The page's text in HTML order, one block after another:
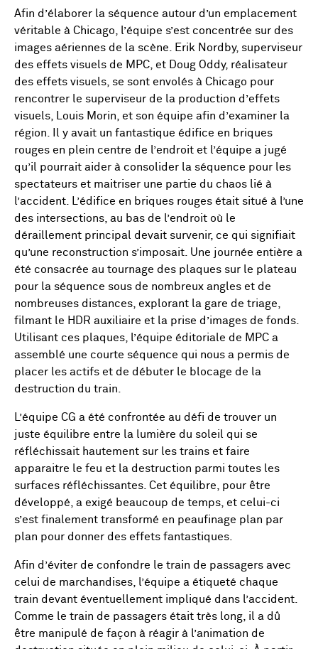
Afin d’élaborer la séquence autour d’un emplacement
véritable à Chicago, l’équipe s’est concentrée sur des
images aériennes de la scène. Erik Nordby, superviseur
des effets visuels de MPC, et Doug Oddy, réalisateur
des effets visuels, se sont envolés à Chicago pour
rencontrer le superviseur de la production d’effets
visuels, Louis Morin, et son équipe afin d’examiner la
région. Il y avait un fantastique édifice en briques
rouges en plein centre de l’endroit et l’équipe a jugé
qu’il pourrait aider à consolider la séquence pour les
spectateurs et maitriser une partie du chaos lié à
l’accident. L’édifice en briques rouges était situé à l’une
des intersections, au bas de l’endroit où le
déraillement principal devait survenir, ce qui signifiait
qu’une reconstruction s’imposait. Une journée entière a
été consacrée au tournage des plaques sur le plateau
pour la séquence sous de nombreux angles et de
nombreuses distances, explorant la gare de triage,
filmant le HDR auxiliaire et la prise d’images de fonds.
Utilisant ces plaques, l’équipe éditoriale de MPC a
assemblé une courte séquence qui nous a permis de
placer les actifs et de débuter le blocage de la
destruction du train.
L’équipe CG a été confrontée au défi de trouver un
juste équilibre entre la lumière du soleil qui se
réfléchissait hautement sur les trains et faire
apparaitre le feu et la destruction parmi toutes les
surfaces réfléchissantes. Cet équilibre, pour être
développé, a exigé beaucoup de temps, et celui-ci
s’est finalement transformé en peaufinage plan par
plan pour donner des effets fantastiques.
Afin d’éviter de confondre le train de passagers avec
celui de marchandises, l’équipe a étiqueté chaque
train devant éventuellement impliqué dans l’accident.
Comme le train de passagers était très long, il a dû
être manipulé de façon à réagir à l’animation de